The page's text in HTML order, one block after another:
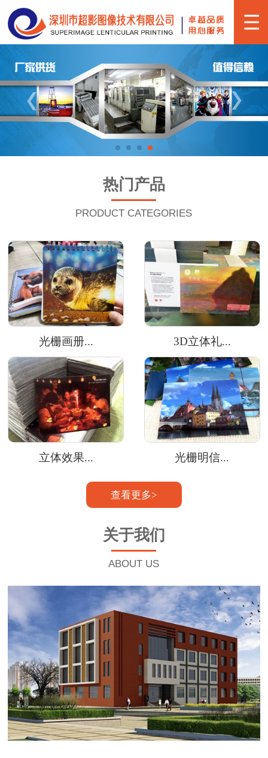
热门产品
PRODUCT CATEGORIES
光栅画册... 3D立体礼...
立体效果... 光栅明信...
查看更多>
关于我们
ABOUT US